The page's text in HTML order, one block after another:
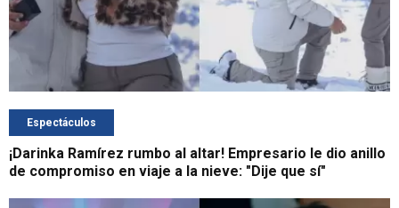
Espectáculos
¡Darinka Ramírez rumbo al altar! Empresario le dio anillo
de compromiso en viaje a la nieve: "Dije que sí"